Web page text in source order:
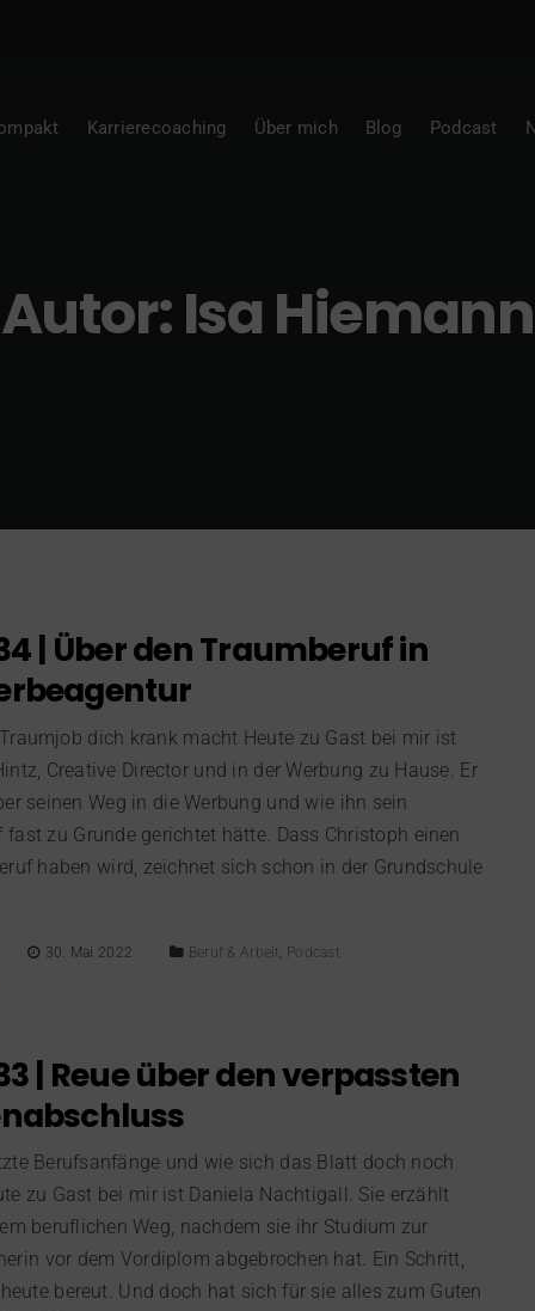
Karrierecoaching Über mich Blog Podcast
Autor:Isa Hiemann
| Über den Traumberuf in
dich krank macht Heute zu Gast bei mir ist
Creative Director und in der Werbung zu Hause. Er
seinen Weg in die Werbung und wie ihn sein
fast zu Grunde gerichtet hätte. Dass Christoph einen
haben wird, zeichnet sich schon in der Grundschule
30. Mai 2022 Beruf & Arbeit Podcast
| Reue über den verpassten
Berufsanfänge und wie sich das Blatt doch noch
zu Gast bei mir ist Daniela Nachtigall. Sie erzählt
beruflichen Weg, nachdem sie ihr Studium zur
vor dem Vordiplom abgebrochen hat. Ein Schritt,
bereut. Und doch hat sich für sie alles zum Guten